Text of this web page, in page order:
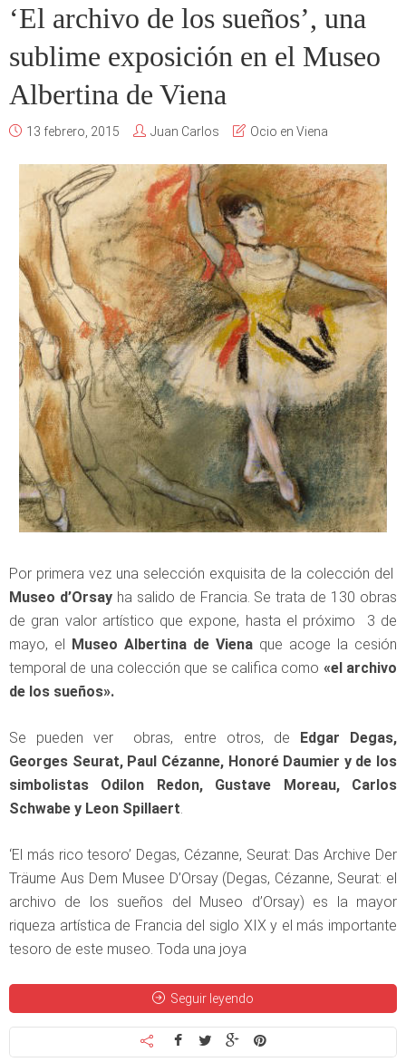
‘El archivo de los sueños’, una
sublime exposición en el Museo
Albertina de Viena
13 febrero, 2015 Juan Carlos Ocio en Viena
Por primera vez una selección exquisita de la colección del
Museo d’Orsayha salido de Francia. Se trata de 130 obras
de gran valor artístico que expone, hasta el próximo 3 de
mayo, el Museo Albertina de Viena que acoge la cesión
temporal de una colección que se califica como «el archivo
de los sueños».
Se pueden ver obras, entre otros, de Edgar Degas,
Georges Seurat, Paul Cézanne, Honoré Daumier y de los
simbolistas Odilon Redon, Gustave Moreau, Carlos
Schwabe y Leon Spillaert
‘El más rico tesoro’ Degas, Cézanne, Seurat: Das Archive Der
Träume Aus Dem Musee D’Orsay (Degas, Cézanne, Seurat: el
archivo de los sueños del Museo d’Orsay) es la mayor
riqueza artística de Francia del siglo XIX y el más importante
tesoro de este museo. Toda una joya
Seguir leyendo